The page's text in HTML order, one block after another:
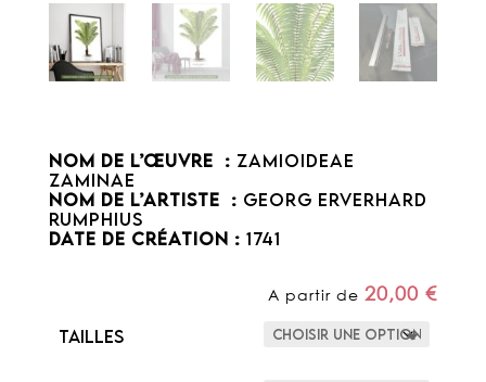
NOM DE L’ŒUVRE : Zamioideae
Zaminae
NOM DE L’ARTISTE : Georg Erverhard
Rumphius
DATE DE CRÉATION : 1741
A partir de20,00€
Tailles